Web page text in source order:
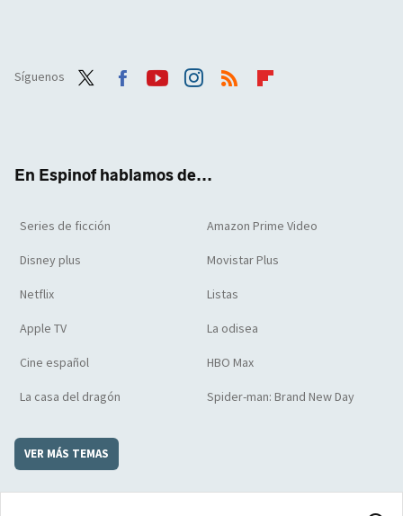
Síguenos
En Espinof hablamos de...
Series de ficción Amazon Prime Video
Disney plus Movistar Plus
Netflix Listas
Apple TV La odisea
Cine español HBO Max
La casa del dragón Spider-man: Brand New Day
VER MÁS TEMAS